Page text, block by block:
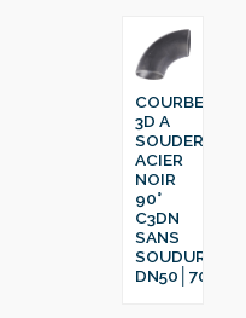
COURBE
3D A
SOUDER
ACIER
NOIR
90°
C3DN
SANS
SOUDURE
DN50│70